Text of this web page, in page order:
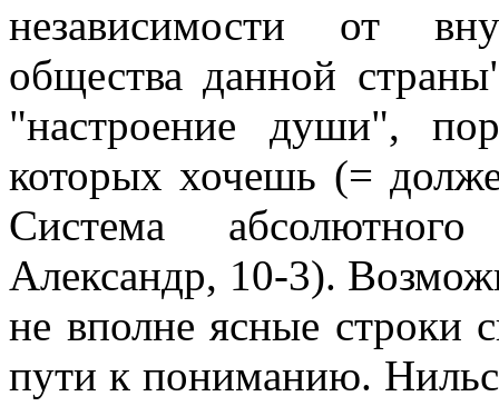
независимости от
общества данной
"настроение души",
которых хочешь (=
Система
Александр, 10-3).
не вполне ясные строки
пути к пониманию. Нильс